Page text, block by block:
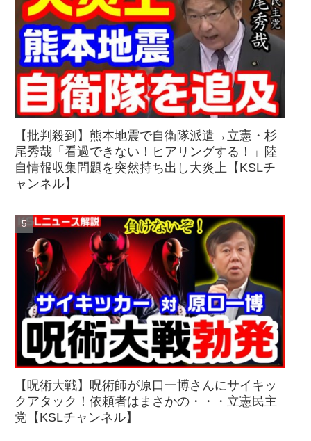
【批判殺到】熊本地震で自衛隊派遣→立憲・杉
尾秀哉「看過できない！ヒアリングする！」陸
自情報収集問題を突然持ち出し大炎上【KSLチ
ャンネル】
【呪術大戦】呪術師が原口一博さんにサイキッ
クアタック！依頼者はまさかの・・・立憲民主
党【KSLチャンネル】